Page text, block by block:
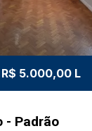
R$ 5.000,00 L
- Padrão